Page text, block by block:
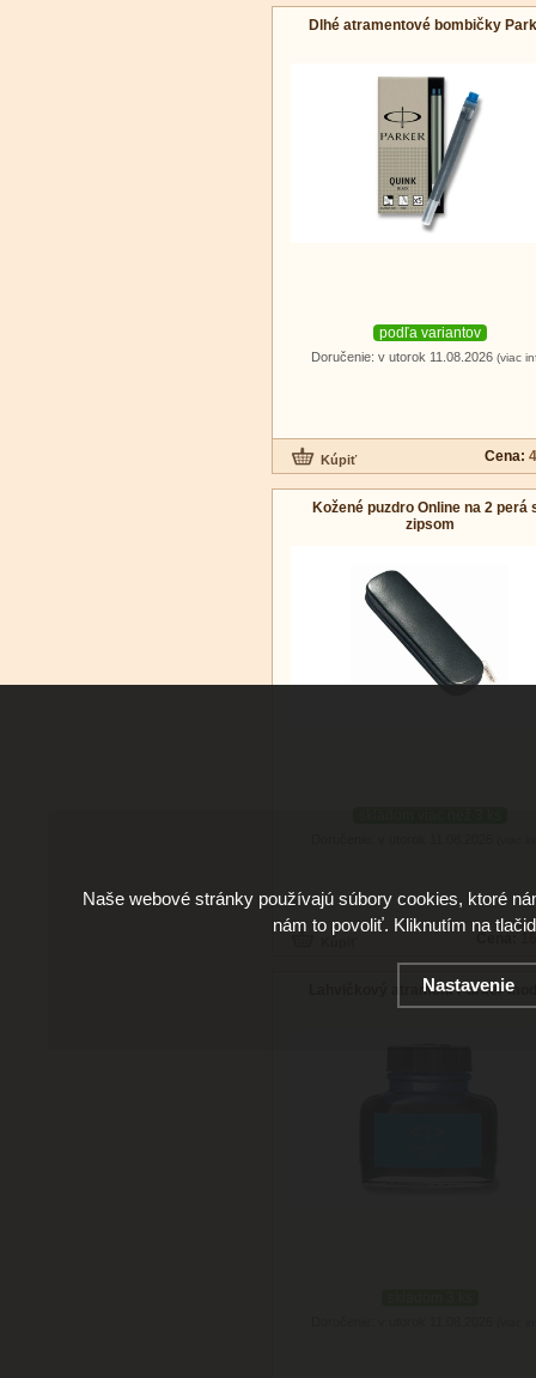
Dlhé atramentové bombičky
podľa variantov
Doručenie: v utorok 11.08.2026 (viac
Cena:
Kožené puzdro Online na 2 perá
zipsom
Lahvičkový atrament Parker
Naše webové stránky používajú súbory cookies, ktoré
nám to povoliť. Kliknutím na
Nastavenie